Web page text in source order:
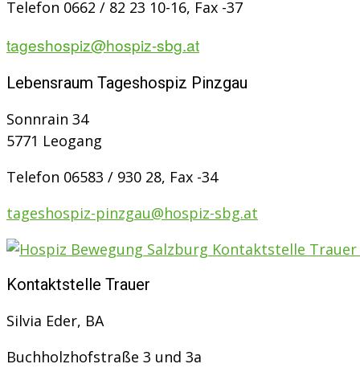
Telefon 0662 / 82 23 10-16, Fax -37
tageshospiz@hospiz-sbg.at
Lebensraum Tageshospiz Pinzgau
Sonnrain 34
5771 Leogang
Telefon 06583 / 930 28, Fax -34
tageshospiz-pinzgau@hospiz-sbg.at
Kontaktstelle Trauer
Silvia Eder, BA
Buchholzhofstraße 3 und 3a